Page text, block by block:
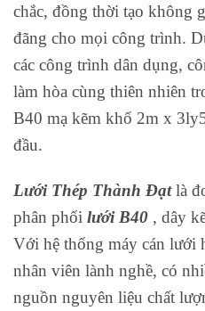
chắc, đồng thời tạo không
đãng cho mọi công trình.
các công trình dân dụng,
làm hòa cùng thiên nhiên
B40 mạ kẽm khổ 2m x
đầu.
Lưới Thép Thành Đạtlà
phân phối lưới B40 , dây
Với hệ thống máy cán lưới
nhân viên lành nghề, có
nguồn nguyên liệu chất